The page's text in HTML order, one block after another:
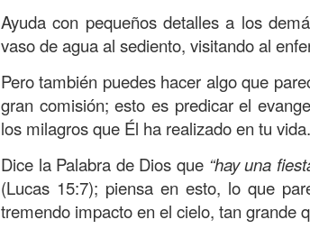
Ayuda con pequeños detalles a los
vaso de agua al sediento, visitando al
Pero también puedes hacer algo que
gran comisión; esto es predicar el
los milagros que Él ha realizado en tu vida.
Dice la Palabra de Dios que “hay una
(Lucas 15:7); piensa en esto, lo que
tremendo impacto en el cielo, tan grande
Es tiempo de revisar el estado de tu
vida. En otras palabras, es tiempo de
Dios nos ama.
Oremos: “Señor, sé que por amor nos
por eso decido que, desde hoy, el motor
sincero, real. Bendigo a mi familia, me
nombre de Jesús. Amén ”.
Versículo:“El amor sea sin fingimiento.